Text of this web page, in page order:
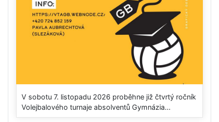
V sobotu 7. listopadu 2026 proběhne již čtvrtý ročník
Volejbalového turnaje absolventů Gymnázia...